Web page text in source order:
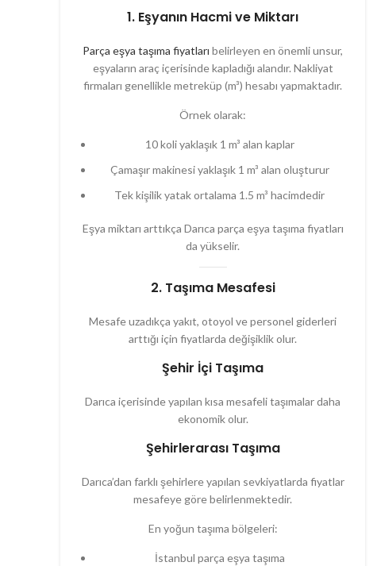
1. Eşyanın Hacmi ve Miktarı
Parça eşya taşıma fiyatları belirleyen en önemli unsur,
eşyaların araç içerisinde kapladığı alandır. Nakliyat
firmaları genellikle metreküp (m³) hesabı yapmaktadır.
Örnek olarak:
10 koli yaklaşık 1 m³ alan kaplar
Çamaşır makinesi yaklaşık 1 m³ alan oluşturur
Tek kişilik yatak ortalama 1.5 m³ hacimdedir
Eşya miktarı arttıkça Darıca parça eşya taşıma fiyatları
da yükselir.
2. Taşıma Mesafesi
Mesafe uzadıkça yakıt, otoyol ve personel giderleri
arttığı için fiyatlarda değişiklik olur.
Şehir İçi Taşıma
Darıca içerisinde yapılan kısa mesafeli taşımalar daha
ekonomik olur.
Şehirlerarası Taşıma
Darıca’dan farklı şehirlere yapılan sevkiyatlarda fiyatlar
mesafeye göre belirlenmektedir.
En yoğun taşıma bölgeleri:
İstanbul parça eşya taşıma